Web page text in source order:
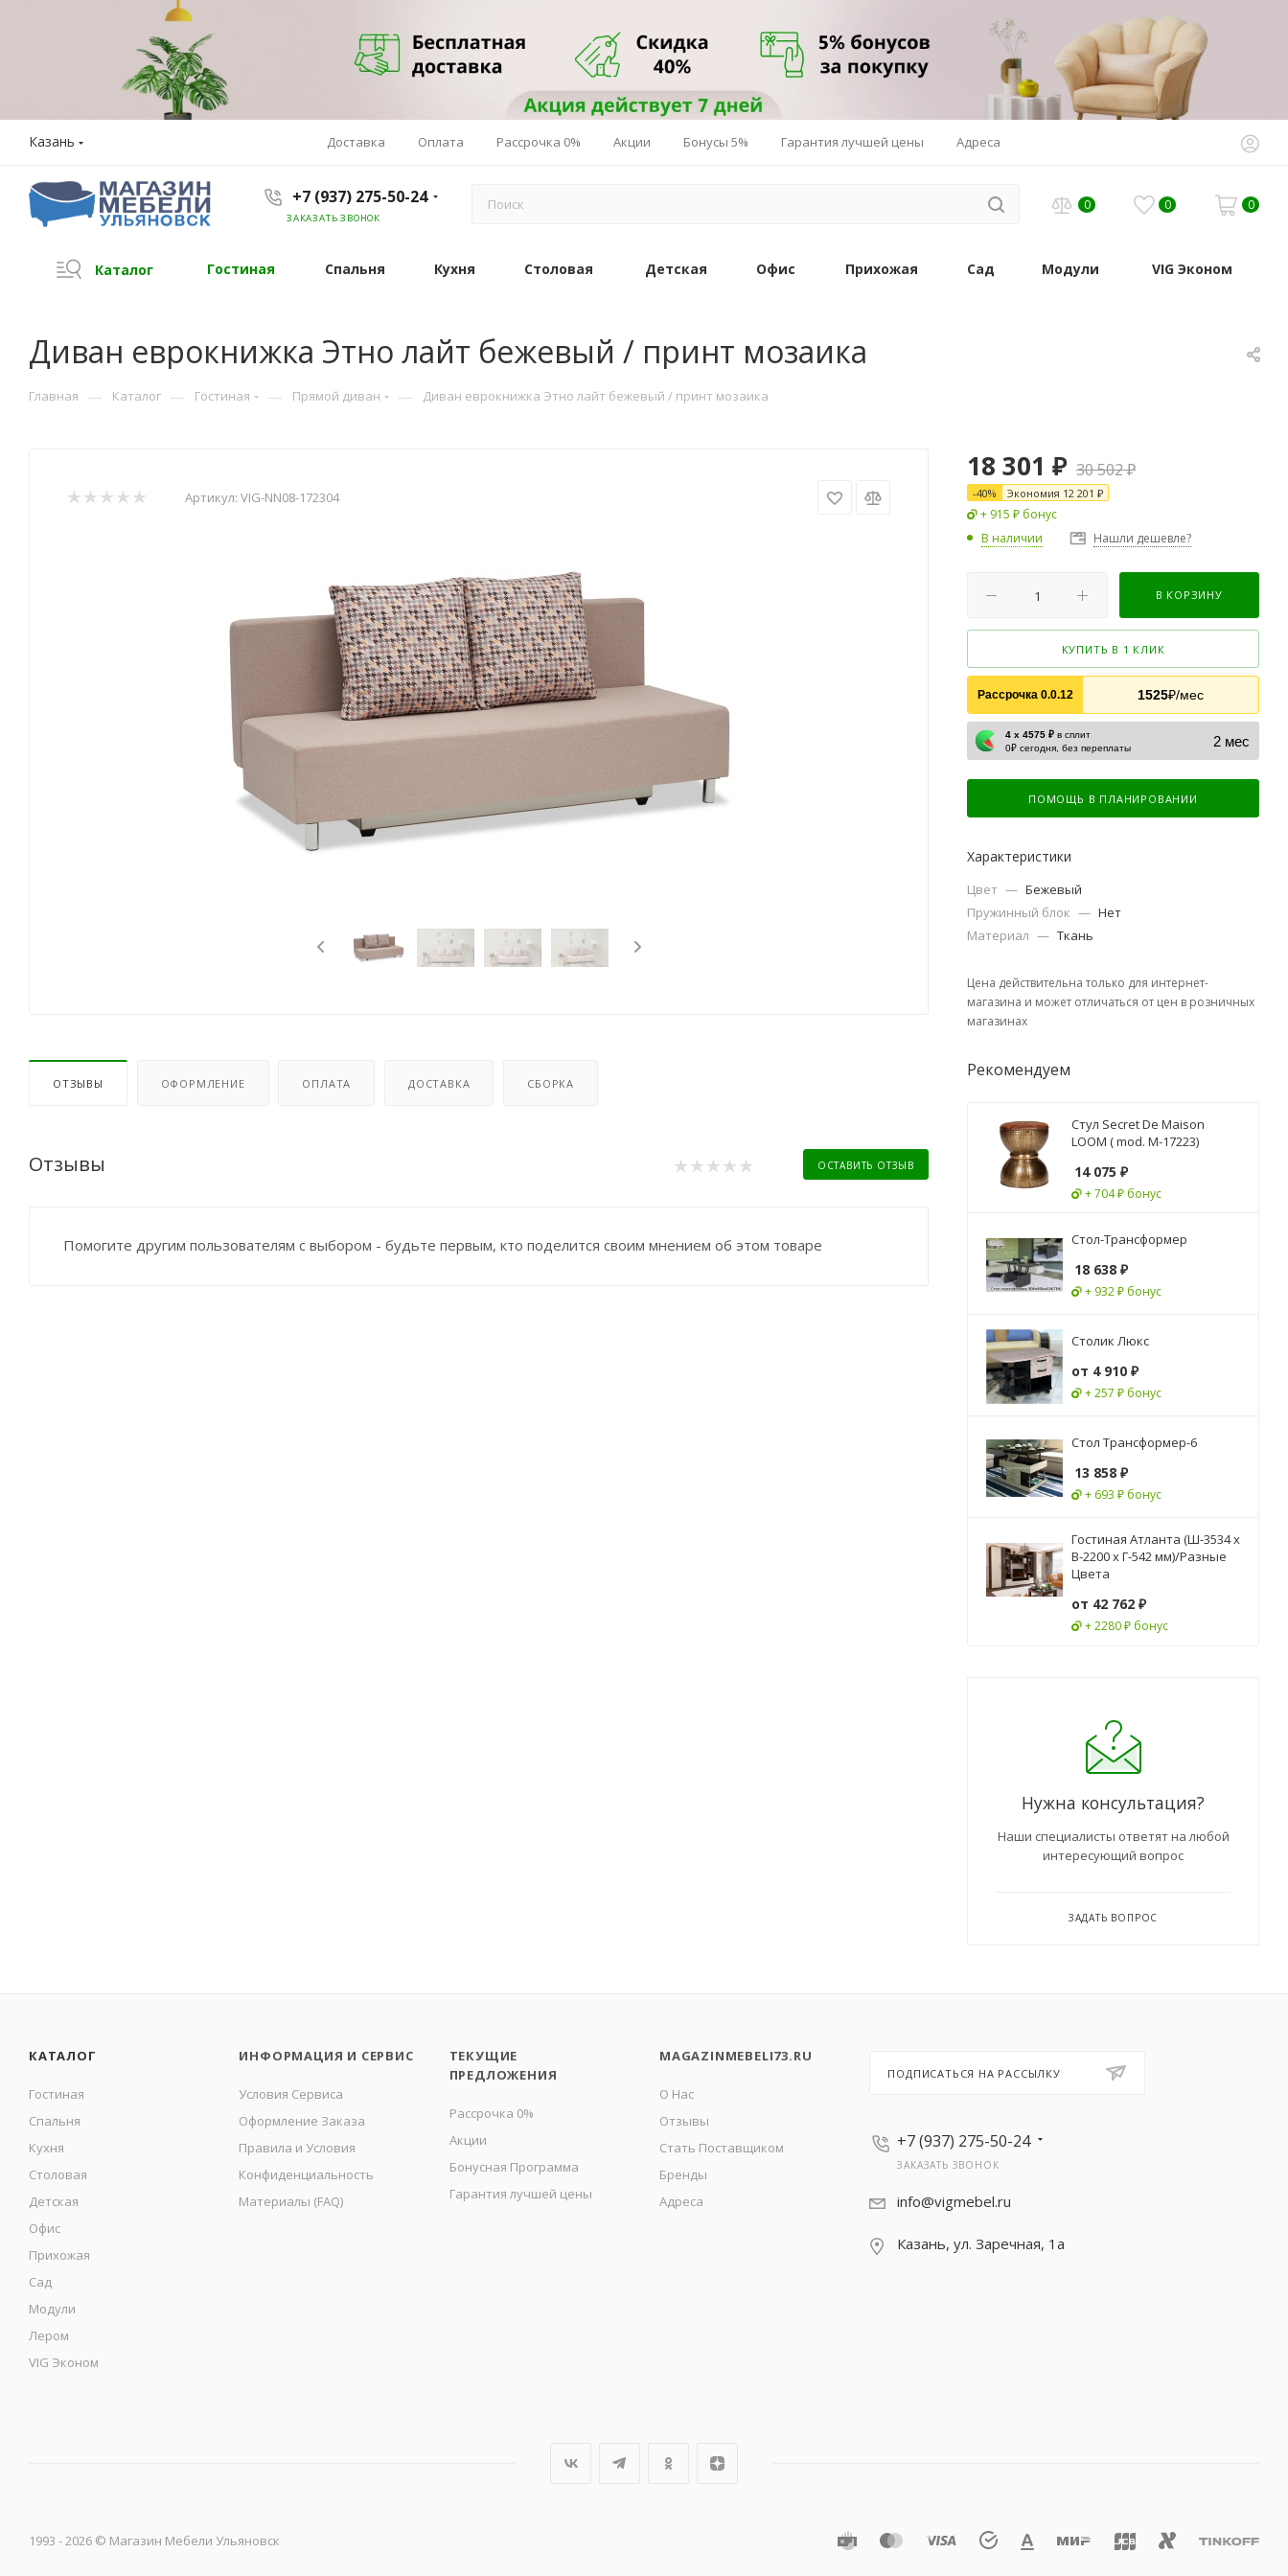
Казань Доставка Оплата Рассрочка 0% Акции Бонусы 5% Гарантия лучшей цены Адреса
+7 (937) 275-50-24
ЗАКАЗАТЬ ЗВОНОК
0 0 0
Каталог Гостиная Спальня Кухня Столовая Детская Офис Прихожая Сад Модули VIG Эконом
Диван еврокнижка Этно лайт бежевый / принт мозаика
Главная — Каталог — Гостиная — Прямой диван — Диван еврокнижка Этно лайт бежевый / принт мозаика
Артикул: VIG-NN08-172304
ОТЗЫВЫ ОФОРМЛЕНИЕ ОПЛАТА ДОСТАВКА СБОРКА
Отзывы ОСТАВИТЬ ОТЗЫВ
Помогите другим пользователям с выбором - будьте первым, кто поделится своим мнением об этом товаре
18 301 ₽ 30 502₽
-40% Экономия 12 201 ₽
+ 915 ₽ бонус
В наличии
Нашли дешевле?
В КОРЗИНУ
КУПИТЬ В 1 КЛИК
Рассрочка 0.0.12 1525₽/мес
4 х 4575 ₽ в сплит
0₽ сегодня, без переплаты
2 мес
ПОМОЩЬ В ПЛАНИРОВАНИИ
Характеристики
Цвет — Бежевый
Пружинный блок — Нет
Материал — Ткань
Цена действительна только для интернет-
магазина и может отличаться от цен в розничных
магазинах
Рекомендуем
Стул Secret De Maison
LOOM ( mod. M-17223)
14 075 ₽
+ 704 ₽ бонус
Стол-Трансформер
18 638 ₽
+ 932 ₽ бонус
Столик Люкс
от 4 910 ₽
+ 257 ₽ бонус
Стол Трансформер-6
13 858 ₽
+ 693 ₽ бонус
Гостиная Атланта (Ш-3534 х
В-2200 х Г-542 мм)/Разные
Цвета
от 42 762 ₽
+ 2280 ₽ бонус
Нужна консультация?
Наши специалисты ответят на любой
интересующий вопрос
ЗАДАТЬ ВОПРОС
КАТАЛОГ
Гостиная
Спальня
Кухня
Столовая
Детская
Офис
Прихожая
Сад
Модули
Лером
VIG Эконом
ИНФОРМАЦИЯ И СЕРВИС
Условия Сервиса
Оформление Заказа
Правила и Условия
Конфиденциальность
Материалы (FAQ)
ТЕКУЩИЕ
ПРЕДЛОЖЕНИЯ
Рассрочка 0%
Акции
Бонусная Программа
Гарантия лучшей цены
MAGAZINMEBELI73.RU
О Нас
Отзывы
Стать Поставщиком
Бренды
Адреса
ПОДПИСАТЬСЯ НА РАССЫЛКУ
+7 (937) 275-50-24
ЗАКАЗАТЬ ЗВОНОК
info@vigmebel.ru
Казань, ул. Заречная, 1а
1993 - 2026 © Магазин Мебели Ульяновск